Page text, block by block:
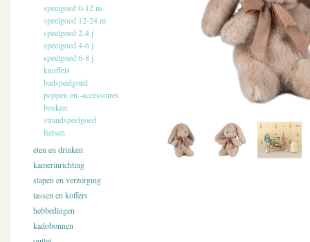
speelgoed 0-12 m
speelgoed 12-24 m
speelgoed 2-4 j
speelgoed 4-6 j
speelgoed 6-8 j
knuffels
badspeelgoed
poppen en -accessoires
boeken
strandspeelgoed
fietsen
eten en drinken
kamerinrichting
slapen en verzorging
tassen en koffers
hebbedingen
kadobonnen